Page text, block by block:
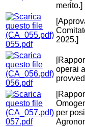
merito.]
055.pdf
2025.]
056.pdf
operai
057.pdf
per